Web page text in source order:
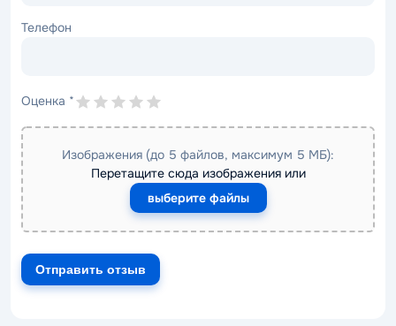
Телефон
Оценка *
Изображения (до 5 файлов, максимум 5 МБ):
Перетащите сюда изображения или
выберите файлы